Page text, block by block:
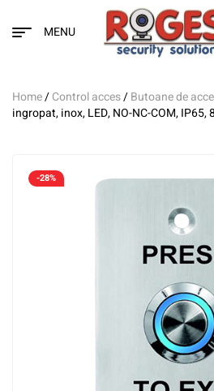
MENU
Home/Control acces/Butoane de
ingropat, inox, LED, NO-NC-COM, IP65,
-28%